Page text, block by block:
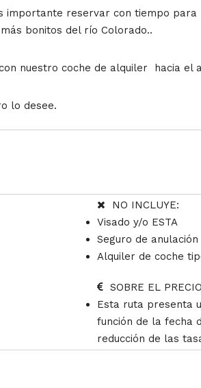
reservar con tiempo
bonitos del río Colorado..
nuestro coche de alquiler hacia
lo desee.
NO INCLUYE:
Visado y/o ESTA
Seguro de anulación
Alquiler de coche
SOBRE EL
Esta ruta presenta
función de la fecha
reducción de las